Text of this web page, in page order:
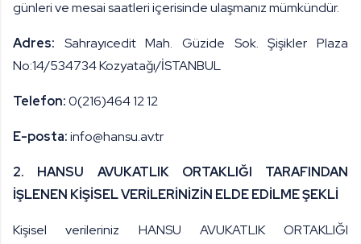
günleri ve mesai saatleri içerisinde ulaşmanız mümkündür.
Adres:
Sahrayıcedit Mah. Güzide Sok. Şişikler Plaza
No:14/534734 Kozyatağı/İSTANBUL
Telefon:0(216)464 12 12
E-posta:info@hansu.av.tr
2. HANSU AVUKATLIK ORTAKLIĞI TARAFINDAN
İŞLENEN KİŞİSEL VERİLERİNİZİN ELDE EDİLME ŞEKLİ
Kişisel verileriniz HANSU AVUKATLIK ORTAKLIĞI